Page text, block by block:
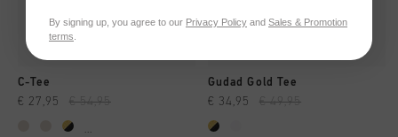
C-Tee
€ 27,95 € 54,95
...
Gudad Gold Tee
€ 34,95 € 49,95
By signing up, you agree to our Privacy Policy and Sales & Promotion
terms